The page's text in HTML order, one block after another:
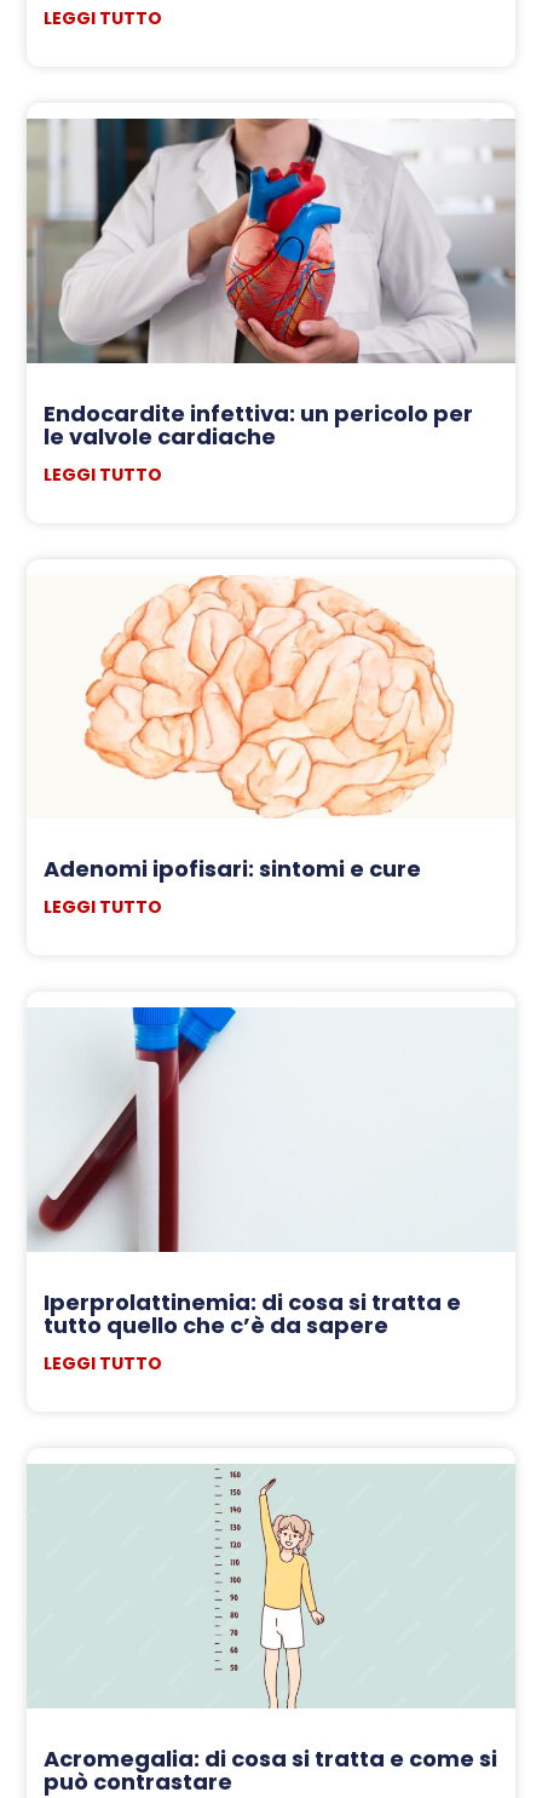
LEGGI TUTTO
Endocardite infettiva: un pericolo per
le valvole cardiache
LEGGI TUTTO
Adenomi ipofisari: sintomi e cure
LEGGI TUTTO
Iperprolattinemia: di cosa si tratta e
tutto quello che c’è da sapere
LEGGI TUTTO
Acromegalia: di cosa si tratta e come si
può contrastare